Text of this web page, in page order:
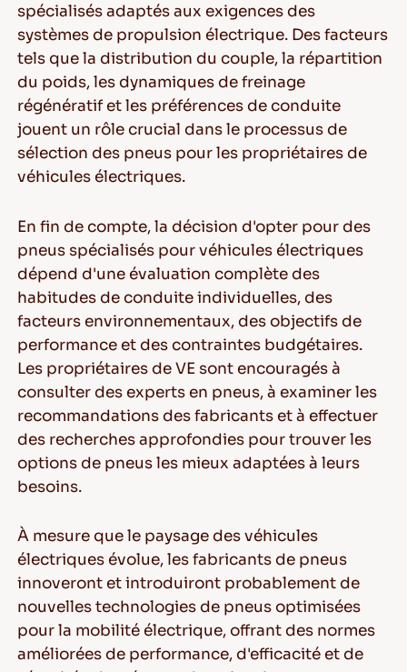
spécialisés adaptés aux exigences des
systèmes de propulsion électrique. Des facteurs
tels que la distribution du couple, la répartition
du poids, les dynamiques de freinage
régénératif et les préférences de conduite
jouent un rôle crucial dans le processus de
sélection des pneus pour les propriétaires de
véhicules électriques.
En fin de compte, la décision d'opter pour des
pneus spécialisés pour véhicules électriques
dépend d'une évaluation complète des
habitudes de conduite individuelles, des
facteurs environnementaux, des objectifs de
performance et des contraintes budgétaires.
Les propriétaires de VE sont encouragés à
consulter des experts en pneus, à examiner les
recommandations des fabricants et à effectuer
des recherches approfondies pour trouver les
options de pneus les mieux adaptées à leurs
besoins.
À mesure que le paysage des véhicules
électriques évolue, les fabricants de pneus
innoveront et introduiront probablement de
nouvelles technologies de pneus optimisées
pour la mobilité électrique, offrant des normes
améliorées de performance, d'efficacité et de